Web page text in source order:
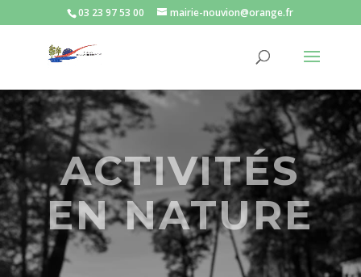
03 23 97 53 00 mairie-nouvion@orange.fr
ACTIVITÉS
EN NATURE